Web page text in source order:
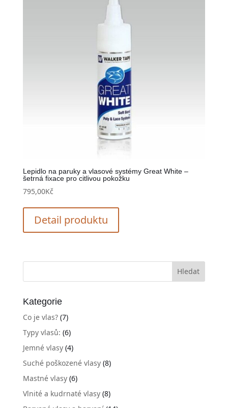
Lepidlo na paruky a vlasové systémy Great White –
šetrná fixace pro citlivou pokožku
795,00Kč
Detail produktu
Kategorie
Co je vlas?(7)
Typy vlasů: (6)
Jemné vlasy(4)
Suché poškozené vlasy(8)
Mastné vlasy(6)
Vlnité a kudrnaté vlasy(8)